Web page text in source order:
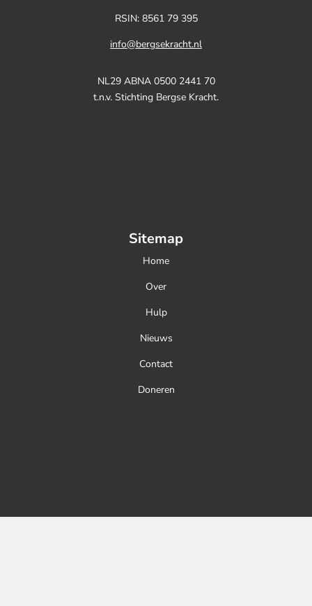
RSIN: 8561 79 395
info@bergsekracht.nl
NL29 ABNA 0500 2441 70
t.n.v. Stichting Bergse Kracht.
Sitemap
Home
Over
Hulp
Nieuws
Contact
Doneren